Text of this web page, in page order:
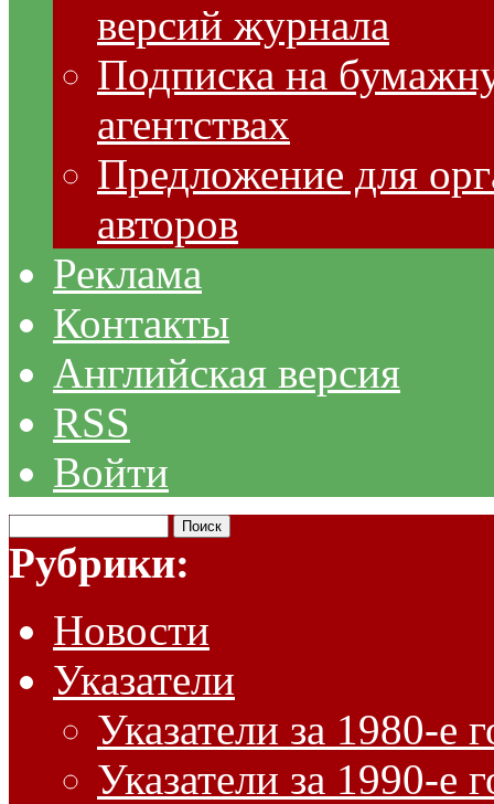
версий журнала
Подписка на
агентствах
Предложение для
авторов
Реклама
Контакты
Английская версия
RSS
Войти
Рубрики:
Новости
Указатели
Указатели за 1980-е
Указатели за 1990-е